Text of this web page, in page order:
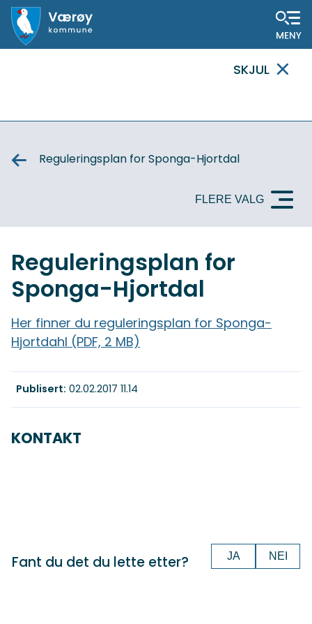
MELDING
SKJUL
Reguleringsplan for Sponga-Hjortdal
FLERE VALG
Reguleringsplan for
Sponga-Hjortdal
Her finner du reguleringsplan for Sponga-
Hjortdahl (PDF, 2 MB)
Publisert 02.02.2017 11.14
KONTAKT
Fant du det du lette etter? JA NEI